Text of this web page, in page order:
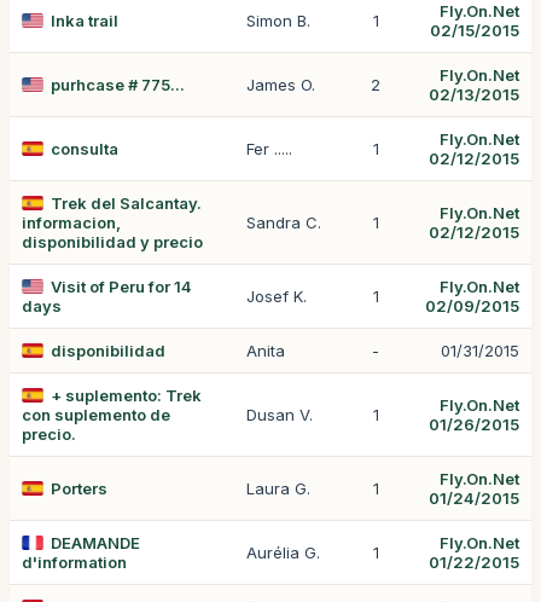
Inka trail Simon B. 1
Fly.On.Net
02/15/2015
purhcase # 775... James O. 2
Fly.On.Net
02/13/2015
consulta Fer ..... 1
Fly.On.Net
02/12/2015
Trek del Salcantay.
informacion,
disponibilidad y precio
Sandra C. 1
Fly.On.Net
02/12/2015
Visit of Peru for 14
days
Josef K. 1
Fly.On.Net
02/09/2015
disponibilidad Anita - 01/31/2015
+ suplemento: Trek
con suplemento de
precio.
Dusan V. 1
Fly.On.Net
01/26/2015
Porters Laura G. 1
Fly.On.Net
01/24/2015
DEAMANDE
d'information
Aurélia G. 1
Fly.On.Net
01/22/2015